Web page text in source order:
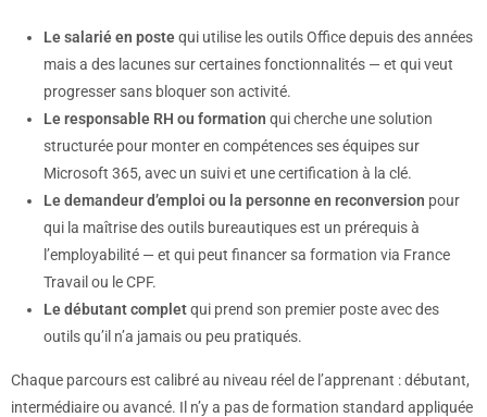
Le salarié en postequi utilise les outils Office depuis des années
mais a des lacunes sur certaines fonctionnalités — et qui veut
progresser sans bloquer son activité.
Le responsable RH ou formation qui cherche une solution
structurée pour monter en compétences ses équipes sur
Microsoft 365, avec un suivi et une certification à la clé.
Le demandeur d’emploi ou la personne en reconversion pour
qui la maîtrise des outils bureautiques est un prérequis à
l’employabilité — et qui peut financer sa formation via France
Travail ou le CPF.
Le débutant completqui prend son premier poste avec des
outils qu’il n’a jamais ou peu pratiqués.
Chaque parcours est calibré au niveau réel de l’apprenant : débutant,
intermédiaire ou avancé. Il n’y a pas de formation standard appliquée